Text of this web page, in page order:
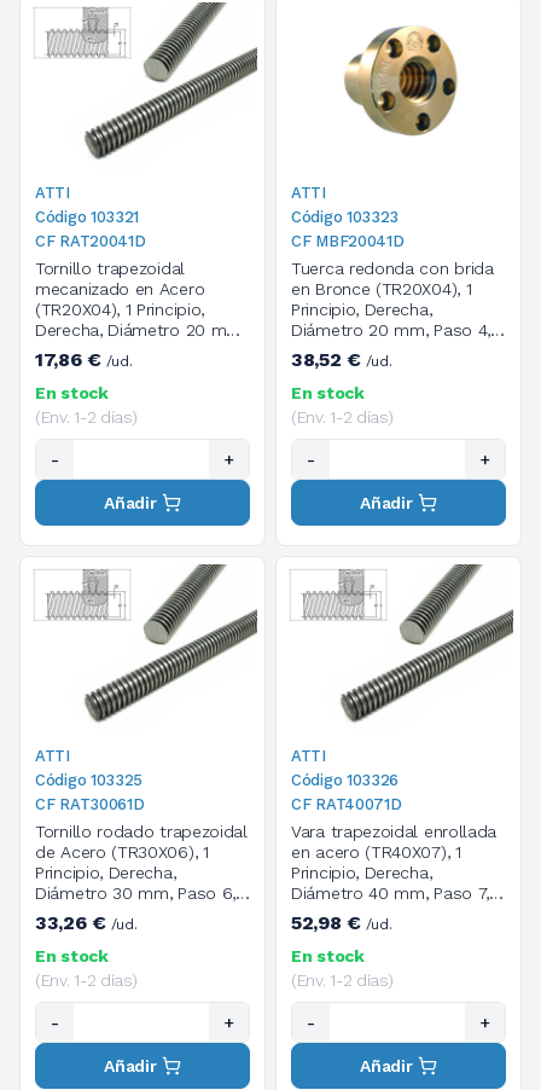
ATTI
Código 103321
CF RAT20041D
Tornillo trapezoidal
mecanizado en Acero
(TR20X04), 1 Principio,
Derecha, Diámetro 20 mm,
Paso 4, Longitud 1000 mm
17,86 €/ud.
En stock
(Env. 1-2 días)
- +
Añadir
ATTI
Código 103323
CF MBF20041D
Tuerca redonda con brida
en Bronce (TR20X04), 1
Principio, Derecha,
Diámetro 20 mm, Paso 4,
Dimensiones 30X52X40
mm, M5, 5 Agujeros
38,52 €/ud.
En stock
(Env. 1-2 días)
- +
Añadir
ATTI
Código 103325
CF RAT30061D
Tornillo rodado trapezoidal
de Acero (TR30X06), 1
Principio, Derecha,
Diámetro 30 mm, Paso 6,
Longitud 1000 mm
33,26 €/ud.
En stock
(Env. 1-2 días)
- +
Añadir
ATTI
Código 103326
CF RAT40071D
Vara trapezoidal enrollada
en acero (TR40X07), 1
Principio, Derecha,
Diámetro 40 mm, Paso 7,
Longitud 1000 mm
52,98 €/ud.
En stock
(Env. 1-2 días)
- +
Añadir